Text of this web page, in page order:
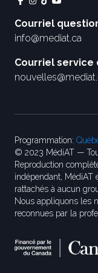
Courriel
info@mediat.ca
Courriel
Programmation:
© 2023 MédiAT —
Reproduction
indépendant, MédiAT
rattachés à aucun
Nous appliquons les
reconnues par la